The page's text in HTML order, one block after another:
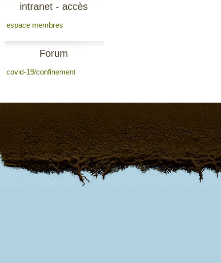
intranet - accès
membres
espace membres
Forum
covid-19/confinement